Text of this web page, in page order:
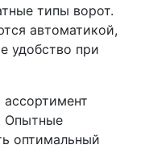
типы ворот.
автоматикой,
удобство при
Опытные
оптимальный